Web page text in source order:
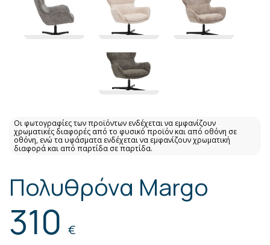
Οι φωτογραφίες των προϊόντων ενδέχεται να εμφανίζουν
χρωματικές διαφορές από το φυσικό προϊόν και από οθόνη σε
οθόνη, ενώ τα υφάσματα ενδέχεται να εμφανίζουν χρωματική
διαφορά και από παρτίδα σε παρτίδα.
Πολυθρόνα Margo
310 €